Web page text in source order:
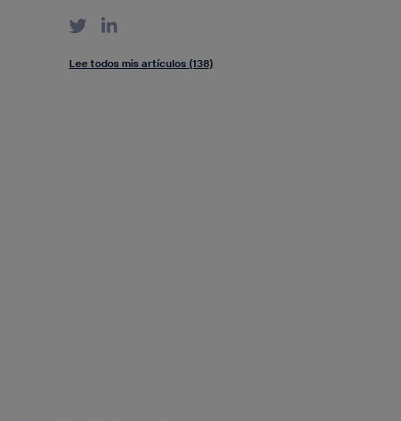
Lee todos mis artículos (138)